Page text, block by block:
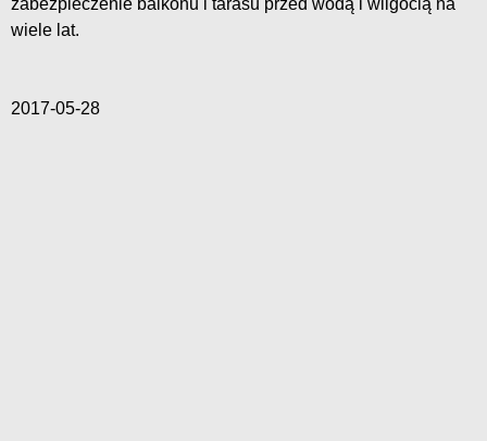
zabezpieczenie balkonu i tarasu przed wodą i wilgocią na
wiele lat.
2017-05-28